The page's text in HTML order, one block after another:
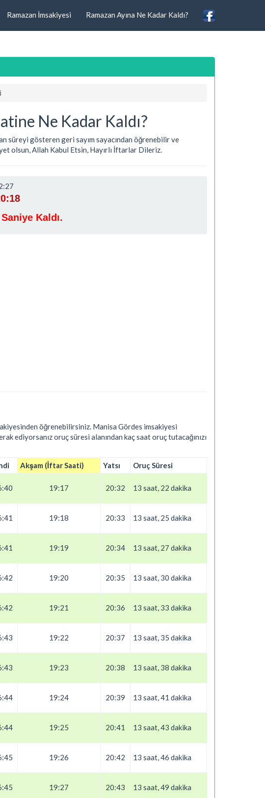
Ramazan İmsakiyesi Ramazan Ayına Ne Kadar Kaldı?
Ne Kadar Kaldı?
süreyi gösteren geri sayım sayacından öğrenebilir ve
olsun, Allah Kabul Etsin, Hayırlı İftarlar Dileriz.
Kaldı.
öğrenebilirsiniz. Manisa Gördes imsakiyesi
ediyorsanız oruç süresi alanından kaç saat oruç tutacağınızı
Akşam (İftar Saati) Yatsı Oruç Süresi
19:17 20:32 13 saat, 22 dakika
19:18 20:33 13 saat, 25 dakika
19:19 20:34 13 saat, 27 dakika
19:20 20:35 13 saat, 30 dakika
19:21 20:36 13 saat, 33 dakika
19:22 20:37 13 saat, 35 dakika
19:23 20:38 13 saat, 38 dakika
19:24 20:39 13 saat, 41 dakika
19:25 20:41 13 saat, 43 dakika
19:26 20:42 13 saat, 46 dakika
19:27 20:43 13 saat, 49 dakika